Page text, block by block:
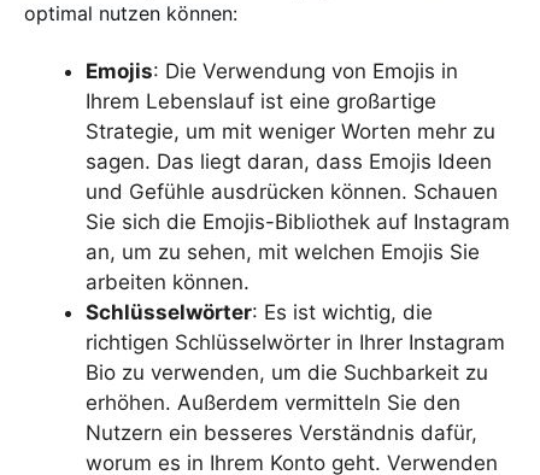
optimal nutzen können:
Emojis: Die Verwendung von Emojis in
Ihrem Lebenslauf ist eine großartige
Strategie, um mit weniger Worten mehr zu
sagen. Das liegt daran, dass Emojis Ideen
und Gefühle ausdrücken können. Schauen
Sie sich die Emojis-Bibliothek auf Instagram
an, um zu sehen, mit welchen Emojis Sie
arbeiten können.
Schlüsselwörter: Es ist wichtig, die
richtigen Schlüsselwörter in Ihrer Instagram
Bio zu verwenden, um die Suchbarkeit zu
erhöhen. Außerdem vermitteln Sie den
Nutzern ein besseres Verständnis dafür,
worum es in Ihrem Konto geht. Verwenden